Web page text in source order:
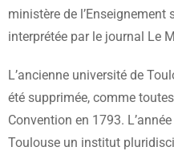
ministère de l’Enseignement
interprétée par le journal Le
L’ancienne université de
été supprimée, comme
Convention en 1793.
Toulouse un institut